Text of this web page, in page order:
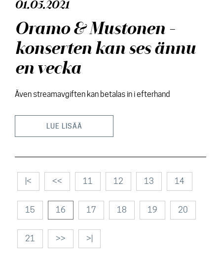
01.05.2021
Oramo & Mustonen -
konserten kan ses ännu
en vecka
Även streamavgiften kan betalas in i efterhand
LUE LISÄÄ
|< << 11 12 13 14
15 16 17 18 19 20
21 >> >|